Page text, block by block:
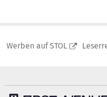
Werben auf STOL